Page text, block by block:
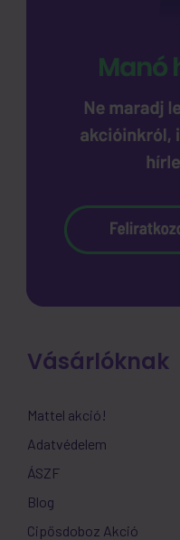
Vásárlóknak
Mattel akció!
Adatvédelem
ÁSZF
Blog
Cipősdoboz Akció